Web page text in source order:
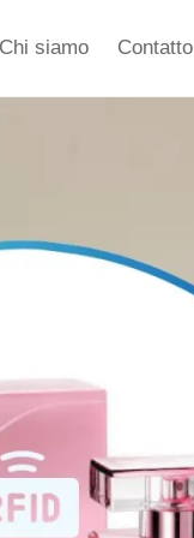
Chi siamo Contatto